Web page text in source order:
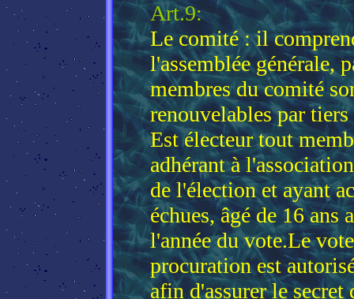
Art.9:
Le comité : il
l'assemblée générale,
membres du comité
renouvelables par tiers
Est électeur tout
adhérant à
de l'élection et ayant
échues, âgé de 16
l'année du vote.Le
procuration est
afin d'assurer le secret